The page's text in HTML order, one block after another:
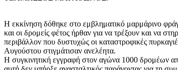
Η εκκίνηση δόθηκε στο εμβληματικό μαρμάρινο
και οι δρομείς φέτος ήρθαν για να τρέξουν και να
περιβάλλον που δυστυχώς οι καταστροφικές
Αυγούστου στιγμάτισαν ανελέητα.
Η συγκινητική εγγραφή στον αγώνα 1000 δρομέων